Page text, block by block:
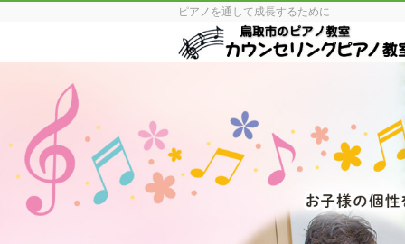
ピアノを通して成長するために